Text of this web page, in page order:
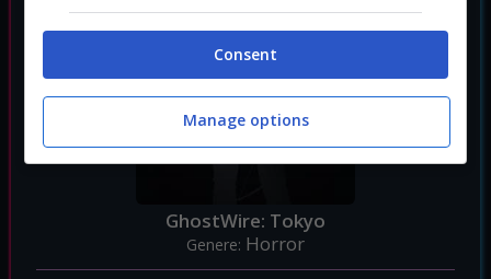
GhostWire: Tokyo
Genere: Horror
Consent
Manage options